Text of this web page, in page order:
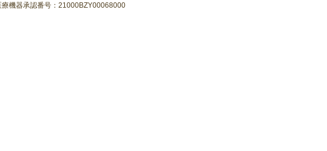
療機器承認番号：21000BZY00068000